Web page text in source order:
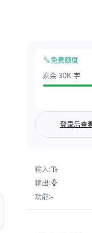
免费额度
剩余 30K 字
登录后查
输入:
输出:
功能:-